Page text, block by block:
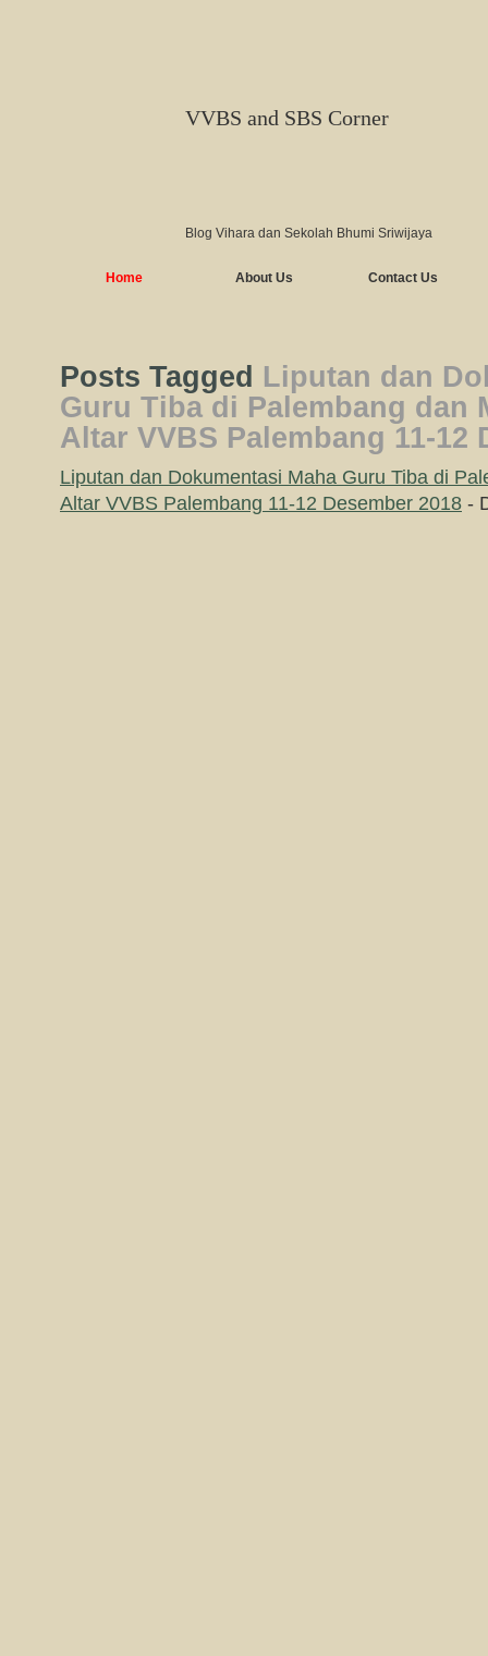
VVBS and SBS Corner
Blog Vihara dan Sekolah Bhumi Sriwijaya
Home About Us Contact Us
Posts Tagged Liputan dan
Guru Tiba di Palembang dan
Altar VVBS Palembang 11-12
Liputan dan Dokumentasi Maha Guru Tiba di
Altar VVBS Palembang 11-12 Desember 2018 -